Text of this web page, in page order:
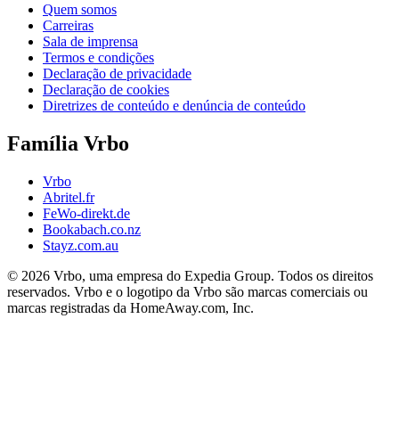
Quem somos
Carreiras
Sala de imprensa
Termos e condições
Declaração de privacidade
Declaração de cookies
Diretrizes de conteúdo e denúncia de conteúdo
Família Vrbo
Vrbo
Abritel.fr
FeWo-direkt.de
Bookabach.co.nz
Stayz.com.au
© 2026 Vrbo, uma empresa do Expedia Group. Todos os direitos
reservados. Vrbo e o logotipo da Vrbo são marcas comerciais ou
marcas registradas da HomeAway.com, Inc.